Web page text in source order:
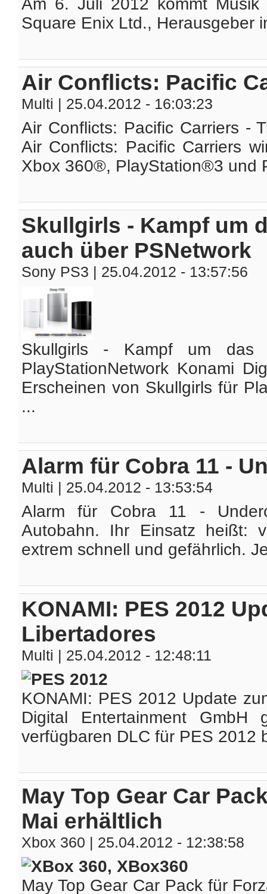
Am 6. Juli 2012 kommt Musik
Square Enix Ltd., Herausgeber
Air Conflicts: Pacific
Multi | 25.04.2012 - 16:03:23
Air Conflicts: Pacific Carriers -
Air Conflicts: Pacific Carriers
Xbox 360®, PlayStation®3 und
Skullgirls - Kampf um
auch über PSNetwork
Sony PS3 | 25.04.2012 - 13:57:56
Skullgirls - Kampf um
PlayStationNetwork Konami
Erscheinen von Skullgirls für
...
Alarm für Cobra 11 -
Multi | 25.04.2012 - 13:53:54
Alarm für Cobra 11 -
Autobahn. Ihr Einsatz heißt:
extrem schnell und gefährlich.
KONAMI: PES 2012
Libertadores
Multi | 25.04.2012 - 12:48:11
KONAMI: PES 2012 Update
Digital Entertainment
verfügbaren DLC für PES 2012
May Top Gear Car
Mai erhältlich
Xbox 360 | 25.04.2012 - 12:38:58
May Top Gear Car Pack für